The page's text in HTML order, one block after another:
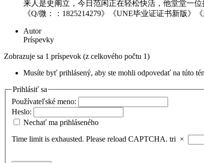
来人是史阐立，今日范闲正在轻松快活，他堂堂一
《Q/微：：1825214279》《UNE毕业证证书新版》
Autor
Príspevky
Zobrazuje sa 1 príspevok (z celkového počtu 1)
Musíte byť prihlásený, aby ste mohli odpovedať na túto
Prihlásiť sa
Používateľské meno:
Heslo:
Nechať ma prihláseného
Time limit is exhausted. Please reload CAPTCHA. tri ×